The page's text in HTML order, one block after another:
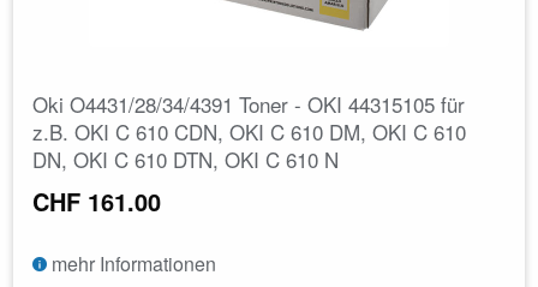
Oki O4431/28/34/4391 Toner - OKI 44315105 für
z.B. OKI C 610 CDN, OKI C 610 DM, OKI C 610
DN, OKI C 610 DTN, OKI C 610 N
CHF 161.00
mehr Informationen